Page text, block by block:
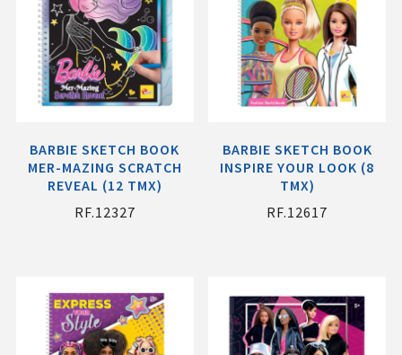
BARBIE SKETCH BOOK
MER-MAZING SCRATCH
REVEAL (12 ΤΜΧ)
RF.12327
BARBIE SKETCH BOOK
INSPIRE YOUR LOOK (8
ΤΜΧ)
RF.12617